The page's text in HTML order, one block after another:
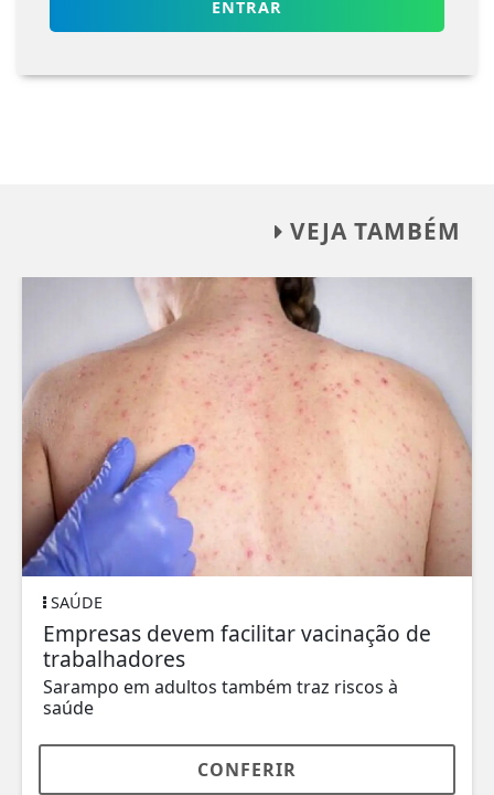
ENTRAR
VEJA TAMBÉM
SAÚDE
Empresas devem facilitar vacinação de
trabalhadores
Sarampo em adultos também traz riscos à
saúde
CONFERIR